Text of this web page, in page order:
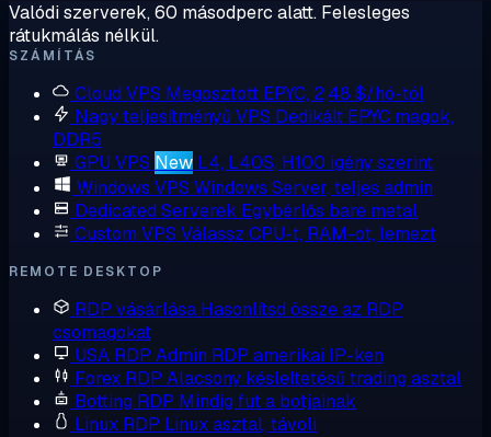
Valódi szerverek, 60 másodperc alatt. Felesleges
rátukmálás nélkül.
SZÁMÍTÁS
Cloud VPS Megosztott EPYC, 2,48 $/hó-tól
Nagy teljesítményű VPS Dedikált EPYC magok,
DDR5
GPU VPS New L4, L40S, H100 igény szerint
Windows VPS Windows Server, teljes admin
Dedicated Serverek Egybérlős bare metal
Custom VPS Válassz CPU-t, RAM-ot, lemezt
REMOTE DESKTOP
RDP vásárlása Hasonlítsd össze az RDP
csomagokat
USA RDP Admin RDP amerikai IP-ken
Forex RDP Alacsony késleltetésű trading asztal
Botting RDP Mindig fut a botjainak
Linux RDP Linux asztal, távoli